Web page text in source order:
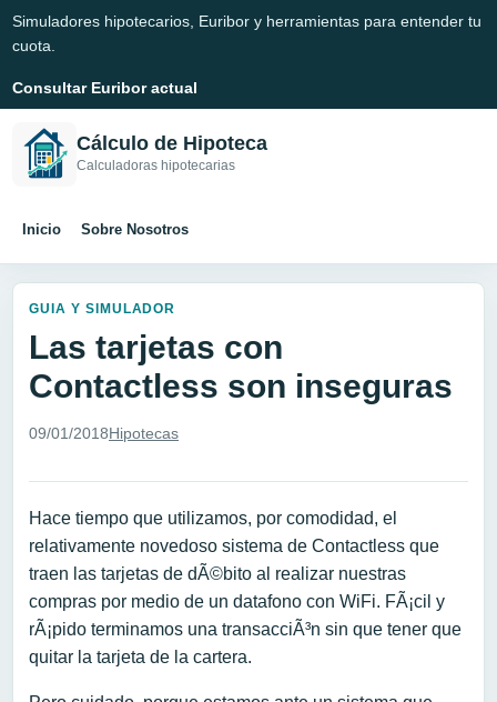
Simuladores hipotecarios, Euribor y herramientas para entender tu
cuota.
Consultar Euribor actual
Cálculo de Hipoteca
Calculadoras hipotecarias
Inicio Sobre Nosotros
GUIA Y SIMULADOR
Las tarjetas con
Contactless son inseguras
09/01/2018Hipotecas
Hace tiempo que utilizamos, por comodidad, el
relativamente novedoso sistema de Contactless que
traen las tarjetas de dÃ©bito al realizar nuestras
compras por medio de un datafono con WiFi. FÃ¡cil y
rÃ¡pido terminamos una transacciÃ³n sin que tener que
quitar la tarjeta de la cartera.